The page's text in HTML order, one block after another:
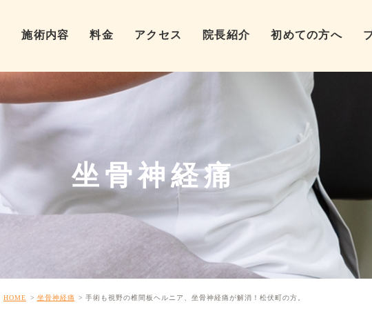
施術内容 料金 アクセス 院長紹介 初めての方へ
坐骨神経痛
HOME 坐骨神経痛 手術も視野の椎間板ヘルニア、坐骨神経痛が解消！松伏町の方。